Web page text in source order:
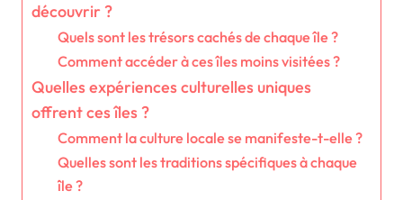
découvrir ?
Quels sont les trésors cachés de chaque île ?
Comment accéder à ces îles moins visitées ?
Quelles expériences culturelles uniques
offrent ces îles ?
Comment la culture locale se manifeste-t-elle ?
Quelles sont les traditions spécifiques à chaque
île ?